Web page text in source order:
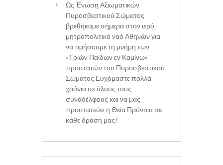
Ως Ένωση Αξιωματικών
Πυροσβεστικού Σώματος
βρεθήκαμε σήμερα στον ιερό
μητροπολιτικό ναό Αθηνών για
να τιμήσουμε τη μνήμη των
«Τριών Παίδων εν Καμίνω»
προστατών του Πυροσβεστικού
Σώματος Ευχόμαστε πολλά
χρόνια σε όλους τους
συναδέλφους και να μας
προστατεύει η Θεία Πρόνοια σε
κάθε δράση μας!